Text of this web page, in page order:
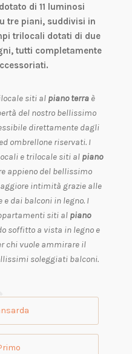
di 11 luminosi
tre piani, suddivisi in
trilocali dotati di due
, tutti completamente
siti al piano terraè
del nostro bellissimo
direttamente dagli
ombrellone riservati. I
e trilocale siti al piano
appieno del bellissimo
intimità grazie alle
dai balconi in legno. I
siti al piano
soffitto a vista in legno e
chi vuole ammirare il
soleggiati balconi.